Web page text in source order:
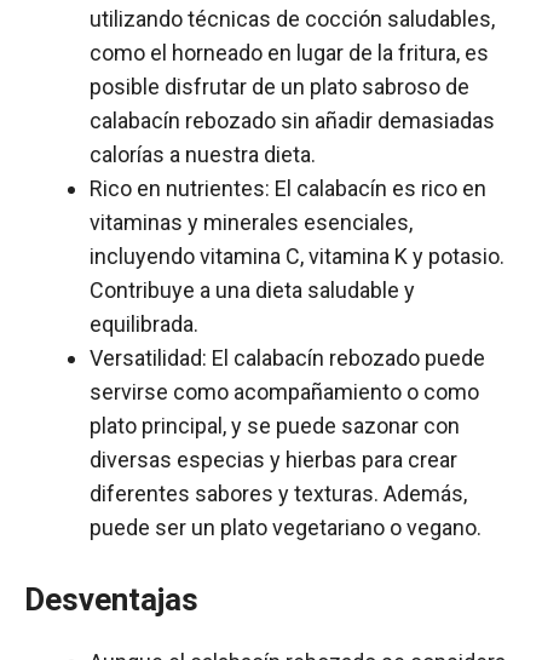
utilizando técnicas de cocción saludables,
como el horneado en lugar de la fritura, es
posible disfrutar de un plato sabroso de
calabacín rebozado sin añadir demasiadas
calorías a nuestra dieta.
Rico en nutrientes: El calabacín es rico en
vitaminas y minerales esenciales,
incluyendo vitamina C, vitamina K y potasio.
Contribuye a una dieta saludable y
equilibrada.
Versatilidad: El calabacín rebozado puede
servirse como acompañamiento o como
plato principal, y se puede sazonar con
diversas especias y hierbas para crear
diferentes sabores y texturas. Además,
puede ser un plato vegetariano o vegano.
Desventajas